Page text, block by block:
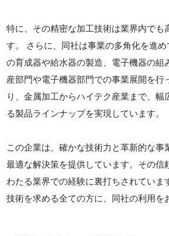
特に、その精密な加工技術は業界内でも
す。 さらに、同社は事業の多角化を進
の育成器や給水器の製造、電子機器の組
産部門や電子機器部門での事業展開を行
り、金属加工からハイテク産業まで、幅
る製品ラインナップを実現しています。
この企業は、確かな技術力と革新的な事
最適な解決策を提供しています。その信
わたる業界での経験に裏打ちされていま
技術を求める全ての方に、同社の利用を